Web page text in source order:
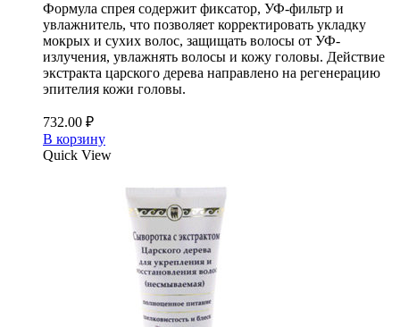
Формула спрея содержит фиксатор, УФ-фильтр и
увлажнитель, что позволяет корректировать укладку
мокрых и сухих волос, защищать волосы от УФ-
излучения, увлажнять волосы и кожу головы. Действие
экстракта царского дерева направлено на регенерацию
эпителия кожи головы.
732.00 ₽
В корзину
Quick View